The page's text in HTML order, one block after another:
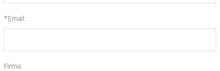
*Email:
Firma: